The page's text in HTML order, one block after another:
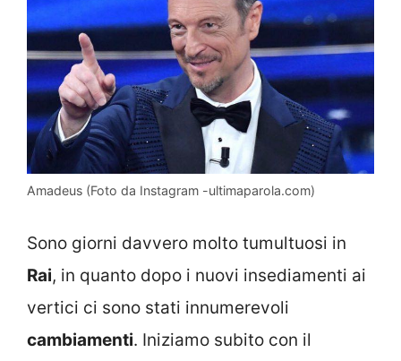
Amadeus (Foto da Instagram -ultimaparola.com)
Sono giorni davvero molto tumultuosi in
Rai, in quanto dopo i nuovi insediamenti ai
vertici ci sono stati innumerevoli
cambiamenti. Iniziamo subito con il